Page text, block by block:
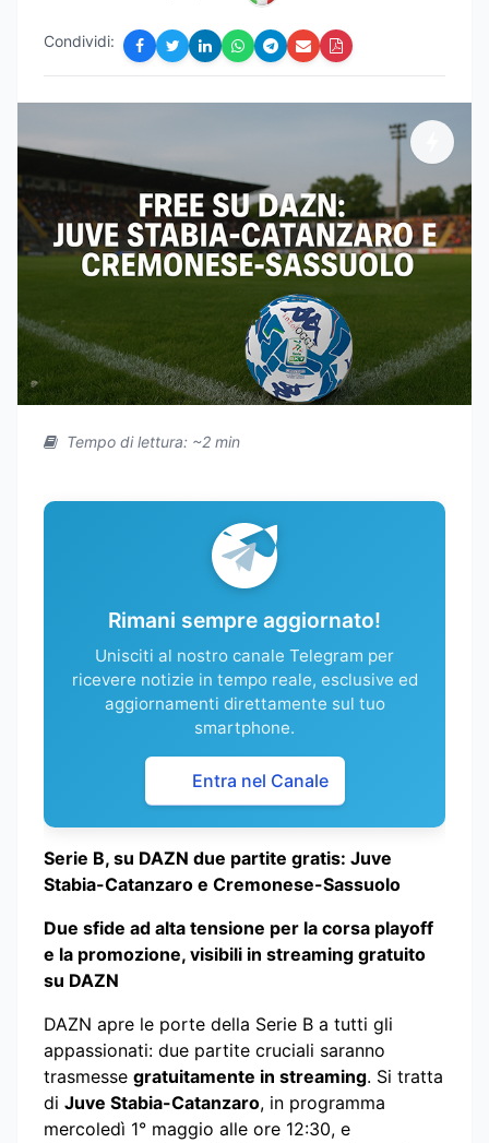
Condividi:
Tempo di lettura: ~2 min
Rimani sempre aggiornato!
Unisciti al nostro canale Telegram per
ricevere notizie in tempo reale, esclusive ed
aggiornamenti direttamente sul tuo
smartphone.
Entra nel Canale
Serie B, su DAZN due partite gratis: Juve
Stabia-Catanzaro e Cremonese-Sassuolo
Due sfide ad alta tensione per la corsa playoff
e la promozione, visibili in streaming gratuito
su DAZN
DAZN apre le porte della Serie B a tutti gli
appassionati: due partite cruciali saranno
trasmesse gratuitamente in streaming. Si tratta
di Juve Stabia-Catanzaro, in programma
mercoledì 1° maggio alle ore 12:30, e